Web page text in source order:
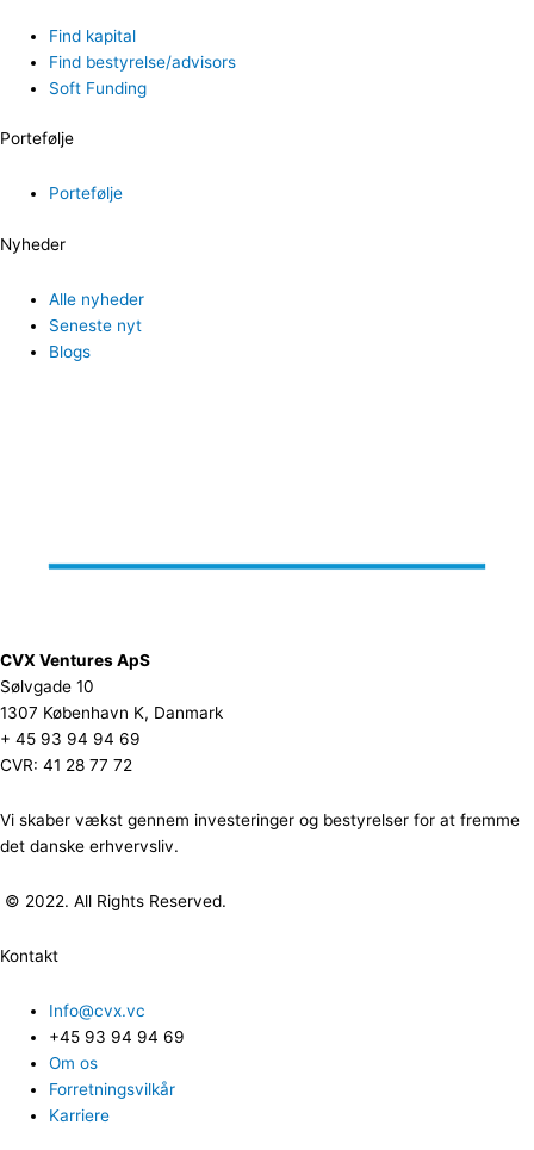
Find kapital
Find bestyrelse/advisors
Soft Funding
Portefølje
Portefølje
Nyheder
Alle nyheder
Seneste nyt
Blogs
CVX Ventures ApS
Sølvgade 10
1307 København K, Danmark
+ 45 93 94 94 69
CVR: 41 28 77 72
Vi skaber vækst gennem investeringer og bestyrelser for at fremme
det danske erhvervsliv.
© 2022. All Rights Reserved.
Kontakt
Info@cvx.vc
+45 93 94 94 69
Om os
Forretningsvilkår
Karriere